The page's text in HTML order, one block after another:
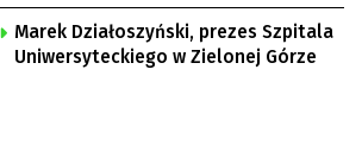
Marek Działoszyński, prezes Szpitala
Uniwersyteckiego w Zielonej Górze